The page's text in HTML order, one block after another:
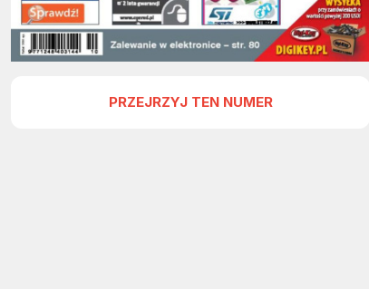
PRZEJRZYJ TEN NUMER